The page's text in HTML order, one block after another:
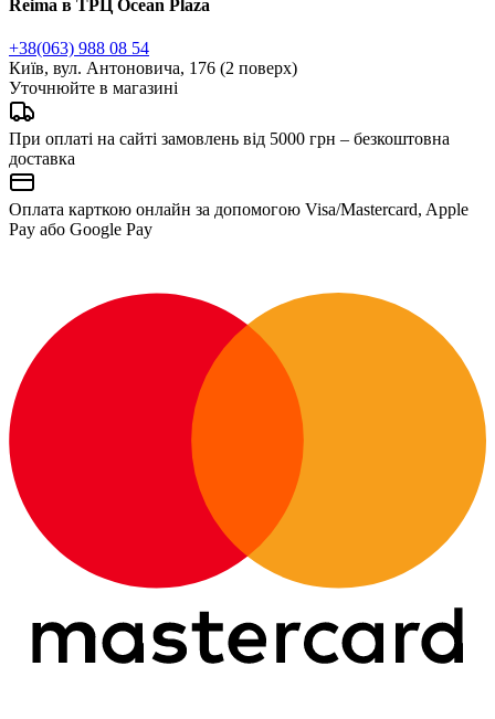
Reima в ТРЦ Ocean Plaza
+38(063) 988 08 54
Київ, вул. Антоновича, 176 (2 поверх)
Уточнюйте в магазині
При оплаті на сайті замовлень від 5000 грн – безкоштовна
доставка
Оплата карткою онлайн за допомогою Visa/Mastercard, Apple
Pay або Google Pay